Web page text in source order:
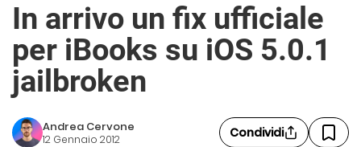
In arrivo un fix ufficiale
per iBooks su iOS 5.0.1
jailbroken
Andrea Cervone
12 Gennaio 2012 Condividi